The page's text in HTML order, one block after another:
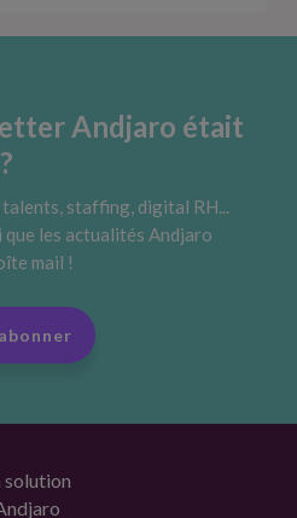
Andjaro était
staffing, digital RH...
les actualités Andjaro
mail !
solution